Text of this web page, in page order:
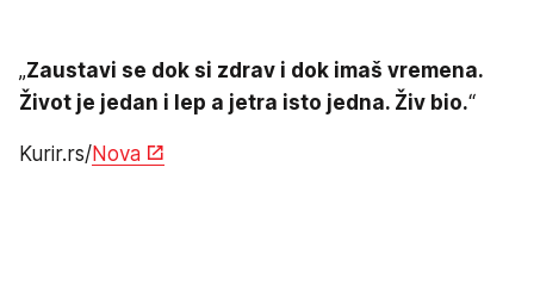
„Zaustavi se dok si zdrav i dok imaš vremena.
Život je jedan i lep a jetra isto jedna. Živ bio.“
Kurir.rs/Nova